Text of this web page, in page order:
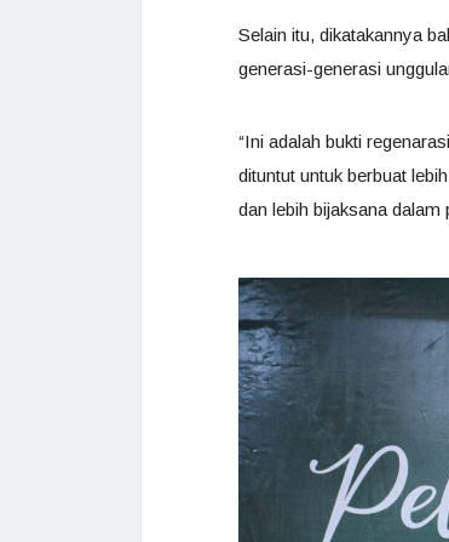
Selain itu, dikatakannya
generasi-generasi
“Ini adalah bukti
dituntut untuk berbuat
dan lebih bijaksana dalam